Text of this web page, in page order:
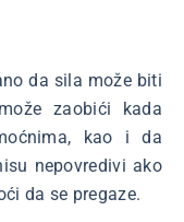
da sila može biti
zaobići kada
kao i da
nepovredivi ako
da se pregaze.